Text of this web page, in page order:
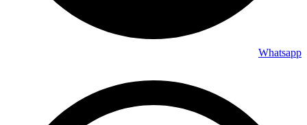
Whatsapp